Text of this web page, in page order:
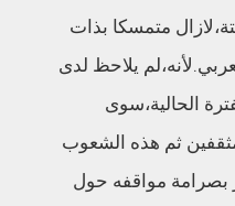
متمسكا بذات
يلاحظ لدى
الحالية،سوى
ثم هذه الشعوب
بصرامة مواقفه حول